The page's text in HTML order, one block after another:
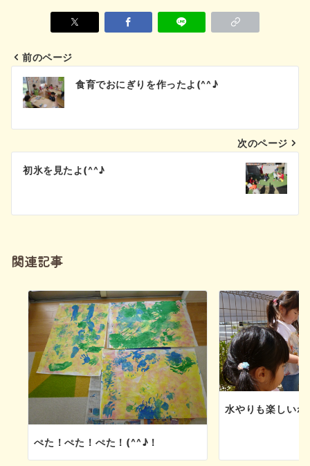
投
稿
ビ
シ
前のページ
食育でおにぎりを作ったよ(^^♪
次のページ
初氷を見たよ(^^♪
関連記事
ぺた！ぺた！ぺた！(^^♪！
水やりも楽しいね